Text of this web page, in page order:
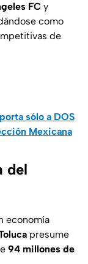
FC y
como
de
sólo a DOS
Mexicana
del
economía
presume
94 millones de